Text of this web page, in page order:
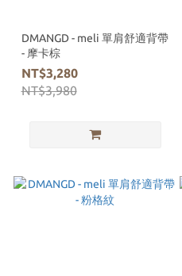
DMANGD - meli 單肩舒適背帶
- 摩卡棕
NT$3,280
NT$3,980